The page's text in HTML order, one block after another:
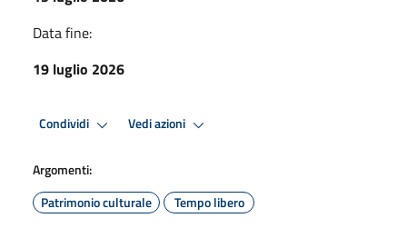
Data fine:
19 luglio 2026
Condividi Vedi azioni
Argomenti:
Patrimonio culturale
Tempo libero